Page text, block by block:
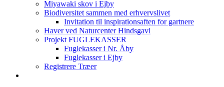
Miyawaki skov i Ejby
Biodiversitet sammen med erhvervslivet
Invitation til inspirationsaften for gartnere
Haver ved Naturcenter Hindsgavl
Projekt FUGLEKASSER
Fuglekasser i Nr. Åby
Fuglekasser i Ejby
Registrere Træer